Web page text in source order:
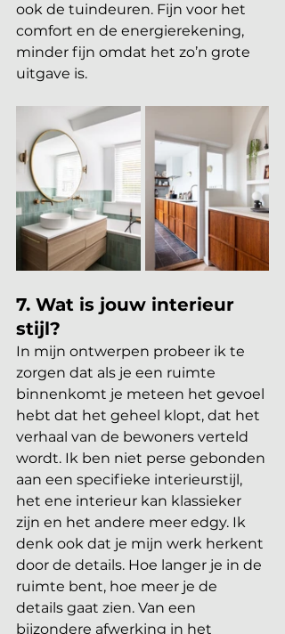
ook de tuindeuren. Fijn voor het
comfort en de energierekening,
minder fijn omdat het zo’n grote
uitgave is.
7. Wat is jouw interieur
stijl?
In mijn ontwerpen probeer ik te
zorgen dat als je een ruimte
binnenkomt je meteen het gevoel
hebt dat het geheel klopt, dat het
verhaal van de bewoners verteld
wordt. Ik ben niet perse gebonden
aan een specifieke interieurstijl,
het ene interieur kan klassieker
zijn en het andere meer edgy. Ik
denk ook dat je mijn werk herkent
door de details. Hoe langer je in de
ruimte bent, hoe meer je de
details gaat zien. Van een
bijzondere afwerking in het